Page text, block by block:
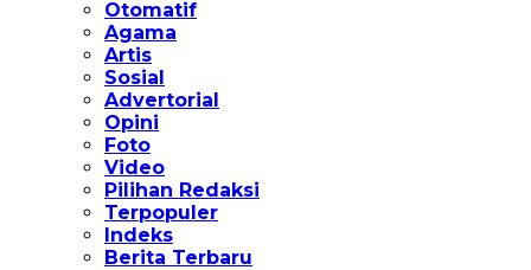
Otomatif
Agama
Artis
Sosial
Advertorial
Opini
Foto
Video
Pilihan Redaksi
Terpopuler
Indeks
Berita Terbaru